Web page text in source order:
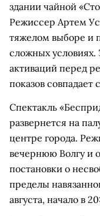
здании чайной
Режиссер Артем
тяжелом выборе и
сложных условиях.
активаций перед
показов
Спектакль
развернется на
центре города.
вечернюю Волгу и
постановки о
пределы
августа, начало в